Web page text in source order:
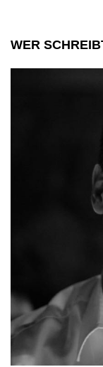
WER